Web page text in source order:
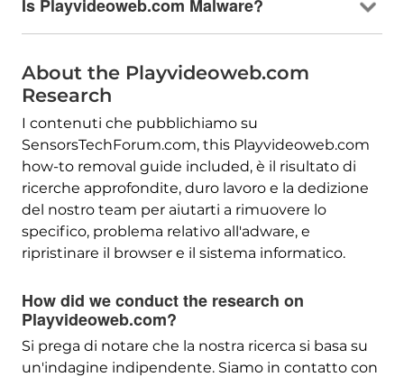
Is Playvideoweb.com Malware?
About the Playvideoweb.com
Research
I contenuti che pubblichiamo su
SensorsTechForum.com, this Playvideoweb.com
how-to removal guide included, è il risultato di
ricerche approfondite, duro lavoro e la dedizione
del nostro team per aiutarti a rimuovere lo
specifico, problema relativo all'adware, e
ripristinare il browser e il sistema informatico.
How did we conduct the research on
Playvideoweb.com?
Si prega di notare che la nostra ricerca si basa su
un'indagine indipendente. Siamo in contatto con